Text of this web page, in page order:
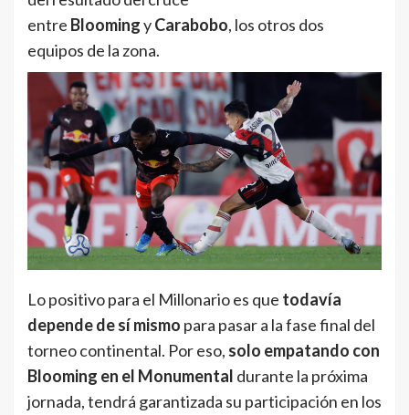
entre BloomingyCarabobo, los otros dos
equipos de la zona.
Lo positivo para el Millonario es que todavía
depende de sí mismo para pasar a la fase final del
torneo continental. Por eso, solo empatando con
Blooming en el Monumental durante la próxima
jornada, tendrá garantizada su participación en los